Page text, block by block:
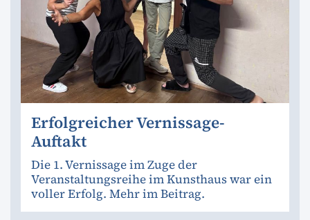
Erfolgreicher Vernissage-
Auftakt
Die 1. Vernissage im Zuge der
Veranstaltungsreihe im Kunsthaus war ein
voller Erfolg. Mehr im Beitrag.